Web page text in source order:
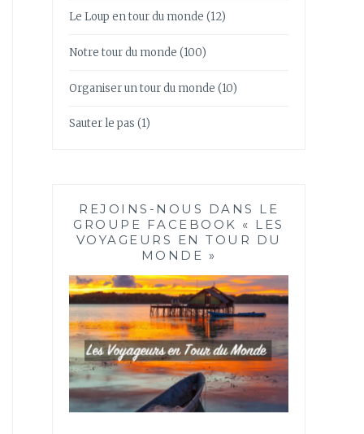
Le Loup en tour du monde (12)
Notre tour du monde (100)
Organiser un tour du monde (10)
Sauter le pas (1)
REJOINS-NOUS DANS LE
GROUPE FACEBOOK « LES
VOYAGEURS EN TOUR DU
MONDE »